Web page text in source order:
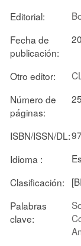
Editorial:
Fecha de
publicación:
Otro editor:
Número de
páginas:
ISBN/ISSN/DL:
Idioma :
Clasificación:
Palabras
clave: